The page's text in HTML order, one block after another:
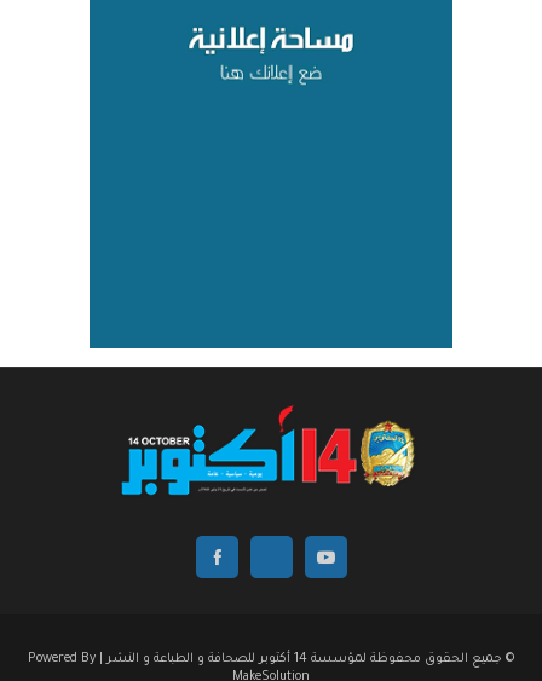
© جميع الحقوق محفوظة لمؤسسة 14 أكتوبر للصحافة و الطباعة و النشر | Powered By
MakeSolution